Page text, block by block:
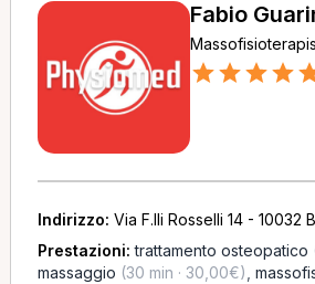
Fabio
Indirizzo: Via F.lli Rosselli 14 - 10032
Prestazioni:trattamento osteopatico
massaggio (30 min · 30,00€)